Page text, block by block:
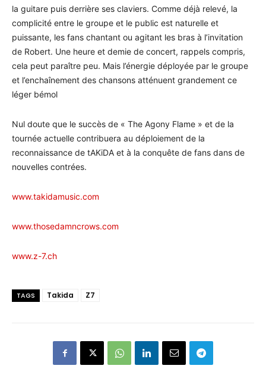
la guitare puis derrière ses claviers. Comme déjà relevé, la
complicité entre le groupe et le public est naturelle et
puissante, les fans chantant ou agitant les bras à l’invitation
de Robert. Une heure et demie de concert, rappels compris,
cela peut paraître peu. Mais l’énergie déployée par le groupe
et l’enchaînement des chansons atténuent grandement ce
léger bémol
Nul doute que le succès de « The Agony Flame » et de la
tournée actuelle contribuera au déploiement de la
reconnaissance de tAKiDA et à la conquête de fans dans de
nouvelles contrées.
www.takidamusic.com
www.thosedamncrows.com
www.z-7.ch
TAGS Takida Z7